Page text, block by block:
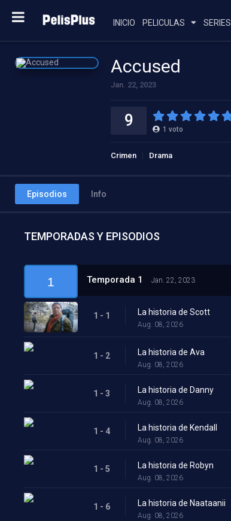
INICIO PELICULAS SERIES
Accused
Jan. 22, 2023
9 1 voto
Crimen Drama
Episodios Info
TEMPORADAS Y EPISODIOS
1 Temporada 1 Jan. 22, 2023
1 - 1 La historia de Scott
Aug. 08, 2026
1 - 2 La historia de Ava
Aug. 08, 2026
1 - 3 La historia de Danny
Aug. 08, 2026
1 - 4 La historia de Kendall
Aug. 08, 2026
1 - 5 La historia de Robyn
Aug. 08, 2026
1 - 6 La historia de Naataanii
Aug. 08, 2026